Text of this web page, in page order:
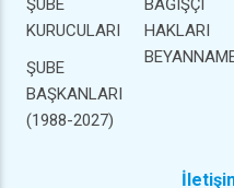
ŞUBE
KURUCULARI
ŞUBE
BAŞKANLARI
(1988-2027)
BAĞIŞÇI
HAKLARI